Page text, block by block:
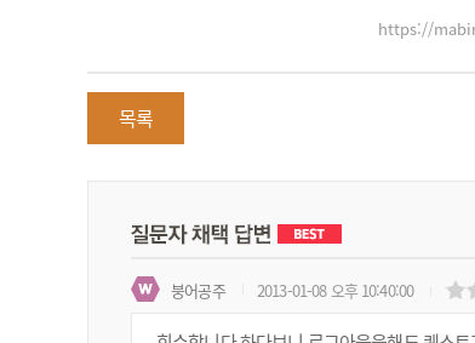
https://
목록
붕어공주 2013-01-08 오후 10:40:00